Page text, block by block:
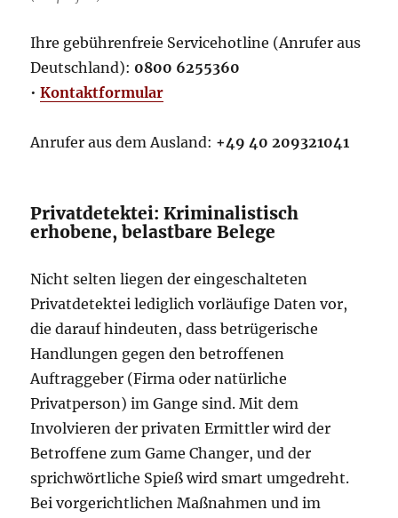
Ihre gebührenfreie Servicehotline (Anrufer aus
Deutschland): 0800 6255360
•Kontaktformular
Anrufer aus dem Ausland: +49 40 209321041
Privatdetektei: Kriminalistisch
erhobene, belastbare Belege
Nicht selten liegen der eingeschalteten
Privatdetektei lediglich vorläufige Daten vor,
die darauf hindeuten, dass betrügerische
Handlungen gegen den betroffenen
Auftraggeber (Firma oder natürliche
Privatperson) im Gange sind. Mit dem
Involvieren der privaten Ermittler wird der
Betroffene zum Game Changer, und der
sprichwörtliche Spieß wird smart umgedreht.
Bei vorgerichtlichen Maßnahmen und im